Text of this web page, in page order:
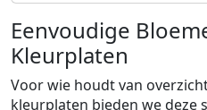
Eenvoudige
Kleurplaten
Voor wie houdt van
kleurplaten bieden we deze